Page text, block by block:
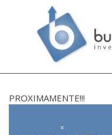
PROXIMAMENTE!!!
×